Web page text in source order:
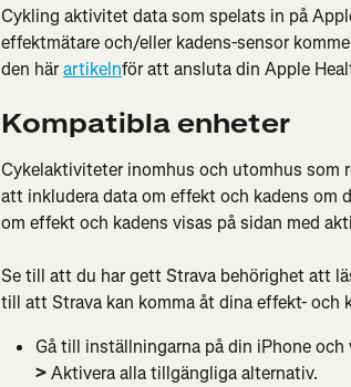
Cykling aktivitet data som spelats in på
effektmätare och/eller kadens-sensor
den här artikelnför att ansluta din Apple
Kompatibla enheter
Cykelaktiviteter inomhus och utomhus som
att inkludera data om effekt och kadens om
om effekt och kadens visas på sidan med
Se till att du har gett Strava behörighet att
till att Strava kan komma åt dina effekt- och
Gå till inställningarna på din iPhone och
> Aktivera alla tillgängliga alternativ.